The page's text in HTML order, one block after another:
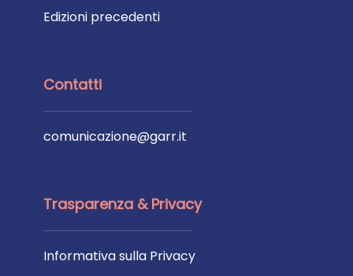
Edizioni precedenti
Contatti
comunicazione@garr.it
Trasparenza & Privacy
Informativa sulla Privacy